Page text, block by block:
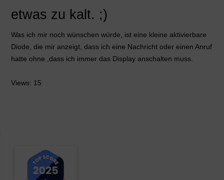
etwas zu kalt. ;)
Was ich mir noch wünschen würde, ist eine kleine aktivierbare
Diode, die mir anzeigt, dass ich eine Nachricht oder einen Anruf
hatte ohne ,dass ich immer das Display anschalten muss.
Views: 15